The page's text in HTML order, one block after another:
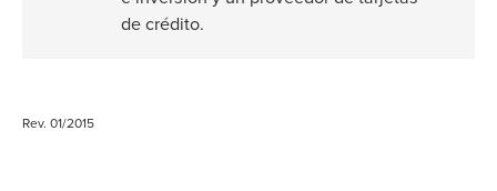
de crédito.
Rev. 01/2015